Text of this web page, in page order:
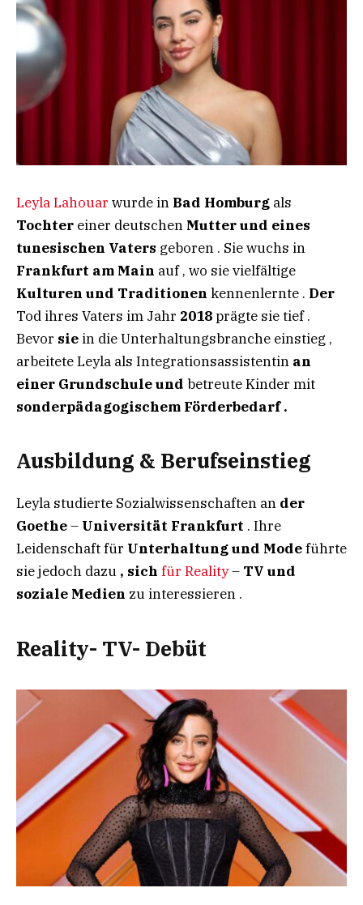
Leyla Lahouar wurde in Bad Homburg als
Tochter einer deutschen Mutter und eines
tunesischen Vaters geboren . Sie wuchs in
Frankfurt am Main auf , wo sie vielfältige
Kulturen und Traditionen kennenlernte . Der
Tod ihres Vaters im Jahr 2018prägte sie tief .
Bevor sie in die Unterhaltungsbranche einstieg ,
arbeitete Leyla als Integrationsassistentin an
einer Grundschule und betreute Kinder mit
sonderpädagogischem Förderbedarf .
Ausbildung & Berufseinstieg​
Leyla studierte Sozialwissenschaften an der
Goethe– Universität Frankfurt . Ihre
Leidenschaft für Unterhaltung und Modeführte
sie jedoch dazu , sich für Reality– TV und
soziale Medien zu interessieren .​​
Reality- TV- Debüt